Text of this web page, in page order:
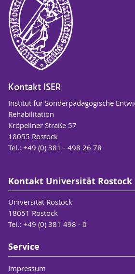
Kontakt ISER
Institut für Sonderpädagogische
Rehabilitation
Kröpeliner Straße 57
18055 Rostock
Tel.: +49 (0) 381 - 498 26 78
Kontakt Universität Rostock
Universität Rostock
18051 Rostock
Tel.: +49 (0) 381 498 - 0
Service
Impressum